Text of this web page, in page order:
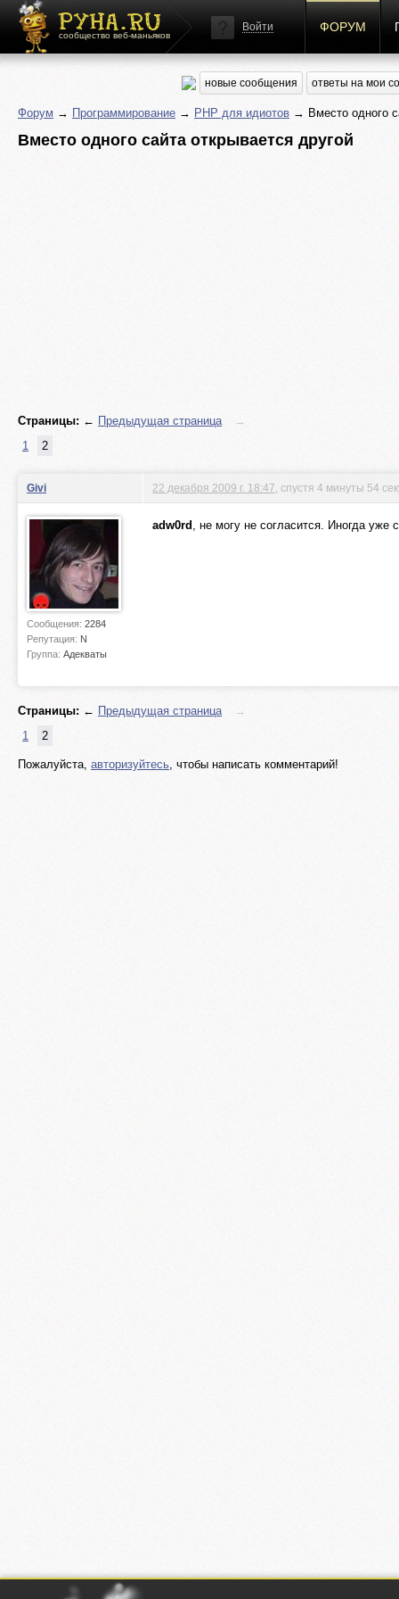
сообщество веб-маньяков
Войти ФОРУМ
новые сообщения ответы на мои
Форум → Программирование → PHP для идиотов → Вместо одного
Вместо одного сайта открывается другой
Страницы: ← Предыдущая страница
→
1
2
Givi
Сообщения: 2284
Репутация: N
Группа: Адекваты
22 декабря 2009 г. 18:47 , спустя 4 минуты 54
adw0rd , не могу не согласится. Иногда уже
Страницы: ← Предыдущая страница
→
1
2
Пожалуйста, авторизуйтесь, чтобы написать комментарий!